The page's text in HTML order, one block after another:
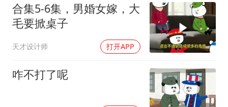
胡彦斌获《歌手2026》歌王
东航：国内客票提前14天免费退改
38岁演员求职万岁山NPC成功
“今天得有40℃了吧 为啥还不预警”
夯实基础开新局
合集5-6集，男婚女嫁，大
毛要掀桌子
天才设计师 打开APP
咋不打了呢